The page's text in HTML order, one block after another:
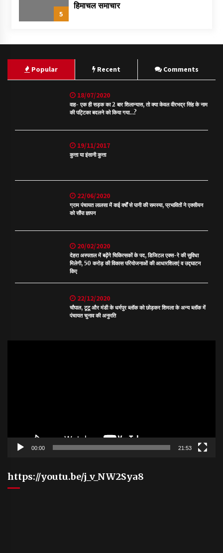
5
हिमाचल समाचार
Popular Recent Comments
18/07/2020
वाह- एक ही सड़क का 2 बार शिलान्यास, तो क्या केवल वीरभद्र सिंह के नाम
की पट्टिका बदलने को किया गया…?
19/11/2017
कुत्ता या इंसानी कुत्ता
22/06/2020
ग्राम पंचायत लालसा में कई वर्षों से पानी की समस्या, प्रभावितों ने एक्सीयन
को सौंपा ज्ञापन
20/02/2020
देहरा अस्पताल में बढ़ेंगे चिकित्सकों के पद, डिजिटल एक्स-रे की सुविधा
मिलेगी, 50 करोड़ की विकास परियोजनाओं की आधारशिलाएं व उद्घाटन
किए
22/12/2020
चौपाल, टूटू और मंडी के धर्मपुर ब्लॉक को छोड़कर शिमला के अन्य ब्लॉक में
पंचायत चुनाव की अनुमति
00:00 21:53
https://youtu.be/j_v_NW2Sya8